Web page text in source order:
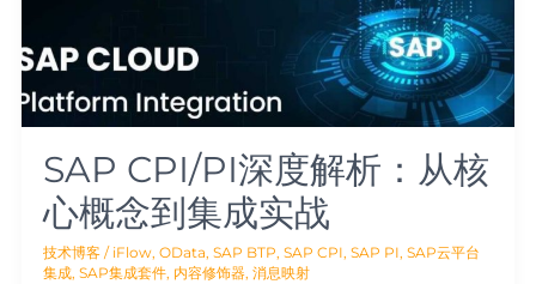
SAP CPI/PI深度解析：从核
心概念到集成实战
技术博客 / iFlow,OData,SAP BTP,SAP CPI,SAP PI,SAP云平台
集成,SAP集成套件, 内容修饰器,消息映射
念
集
成
战